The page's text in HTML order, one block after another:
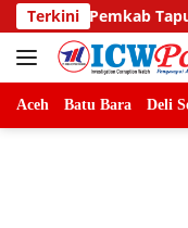
Langsung
ke
konten
Terkini
Restrukturisasi
Aceh Batu Bara Deli